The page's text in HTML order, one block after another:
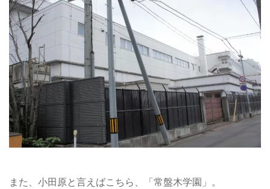
また、小田原と言えばこちら、「常盤木学園」。